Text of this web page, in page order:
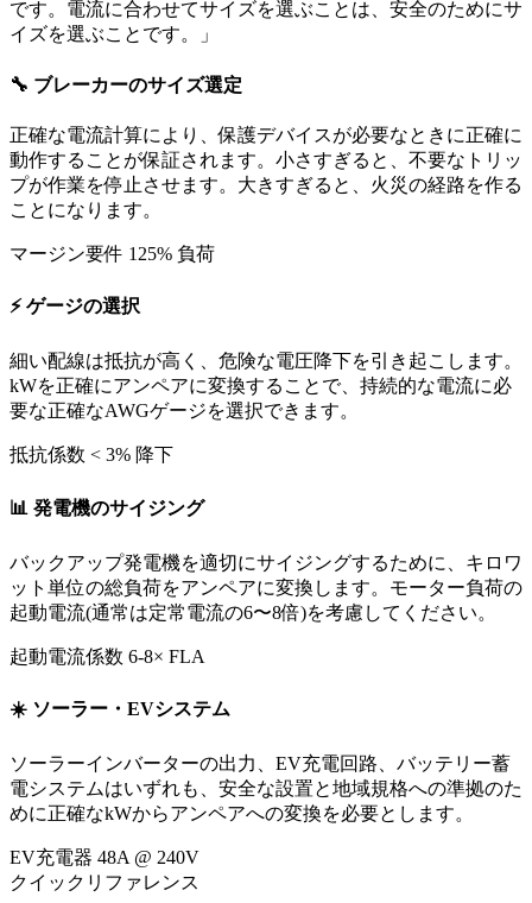
です。電流に合わせてサイズを選ぶことは、安全のためにサ
イズを選ぶことです。」
🔧 ブレーカーのサイズ選定
正確な電流計算により、保護デバイスが必要なときに正確に
動作することが保証されます。小さすぎると、不要なトリッ
プが作業を停止させます。大きすぎると、火災の経路を作る
ことになります。
マージン要件 125% 負荷
⚡ ゲージの選択
細い配線は抵抗が高く、危険な電圧降下を引き起こします。
kWを正確にアンペアに変換することで、持続的な電流に必
要な正確なAWGゲージを選択できます。
抵抗係数 < 3% 降下
📊 発電機のサイジング
バックアップ発電機を適切にサイジングするために、キロワ
ット単位の総負荷をアンペアに変換します。モーター負荷の
起動電流(通常は定常電流の6〜8倍)を考慮してください。
起動電流係数 6-8× FLA
☀️ ソーラー・EVシステム
ソーラーインバーターの出力、EV充電回路、バッテリー蓄
電システムはいずれも、安全な設置と地域規格への準拠のた
めに正確なkWからアンペアへの変換を必要とします。
EV充電器 48A @ 240V
クイックリファレンス